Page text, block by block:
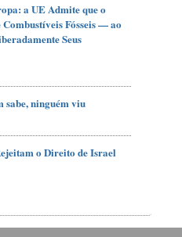
a UE Admite que o
Fósseis — ao
Seus
sabe, ninguém viu
o Direito de Israel